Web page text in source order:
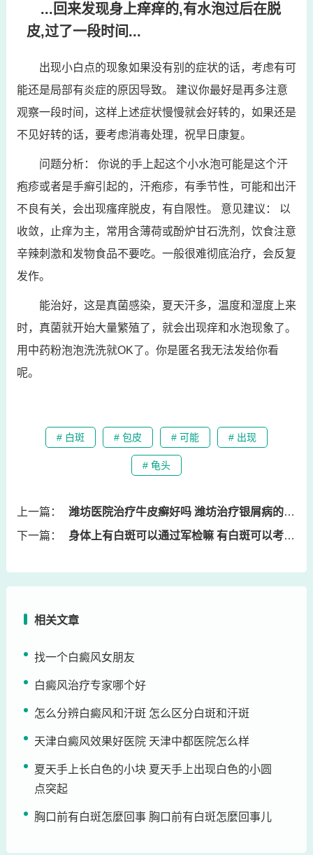
...回来发现身上痒痒的,有水泡过后在脱
皮,过了一段时间...
出现小白点的现象如果没有别的症状的话，考虑有可
能还是局部有炎症的原因导致。 建议你最好是再多注意
观察一段时间，这样上述症状慢慢就会好转的，如果还是
不见好转的话，要考虑消毒处理，祝早日康复。
问题分析： 你说的手上起这个小水泡可能是这个汗
疱疹或者是手癣引起的，汗疱疹，有季节性，可能和出汗
不良有关，会出现瘙痒脱皮，有自限性。 意见建议： 以
收敛，止痒为主，常用含薄荷或酚炉甘石洗剂，饮食注意
辛辣刺激和发物食品不要吃。一般很难彻底治疗，会反复
发作。
能治好，这是真菌感染，夏天汗多，温度和湿度上来
时，真菌就开始大量繁殖了，就会出现痒和水泡现象了。
用中药粉泡泡洗洗就OK了。你是匿名我无法发给你看
呢。
# 白斑 # 包皮 # 可能 # 出现
# 龟头
上一篇：
潍坊医院治疗牛皮癣好吗 潍坊治疗银屑病的医院
下一篇：
身体上有白斑可以通过军检嘛 有白斑可以考军校吗
相关文章
找一个白癜风女朋友
白癜风治疗专家哪个好
怎么分辨白癜风和汗斑 怎么区分白斑和汗斑
天津白癜风效果好医院 天津中都医院怎么样
夏天手上长白色的小块 夏天手上出现白色的小圆
点突起
胸口前有白斑怎麼回事 胸口前有白斑怎麼回事儿